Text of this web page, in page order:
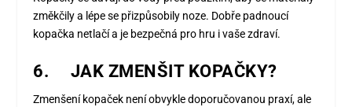
změkčily a lépe se přizpůsobily noze. Dobře padnoucí
kopačka netlačí a je bezpečná pro hru i vaše zdraví.
6. JAK ZMENŠIT KOPAČKY?
Zmenšení kopaček není obvykle doporučovanou praxí, ale